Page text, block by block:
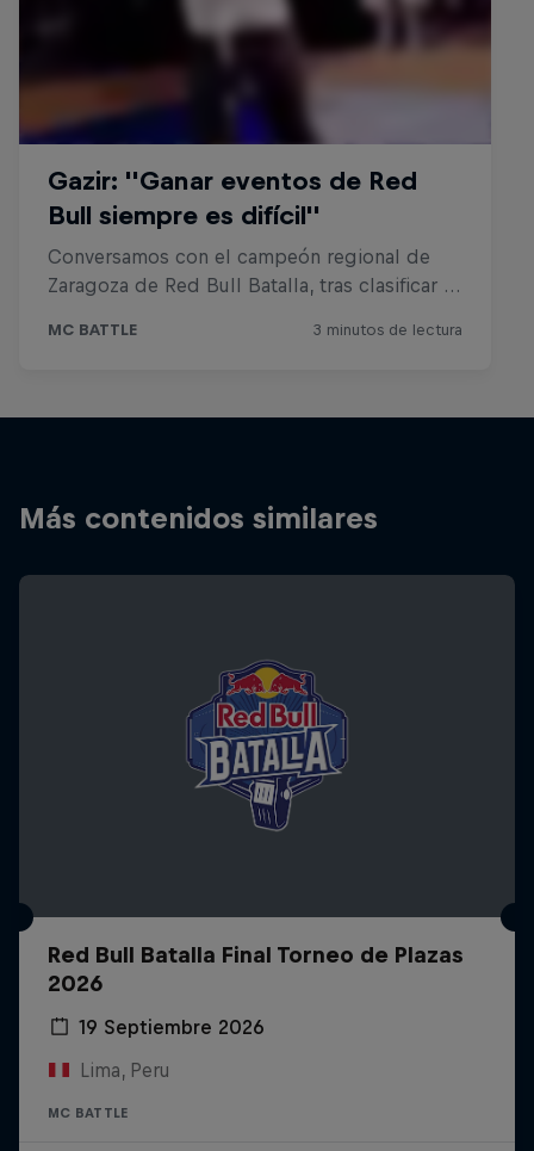
Más contenidos similares
Red Bull Batalla Final Torneo de Plazas
2026
19 Septiembre 2026
Lima, Peru
MC BATTLE